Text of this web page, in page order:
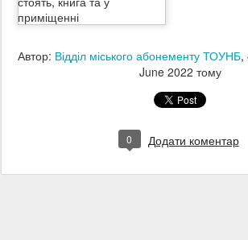
Автор: Відділ міського абонементу ТОУНБ,
June 2022 тому
0 Додати коментар